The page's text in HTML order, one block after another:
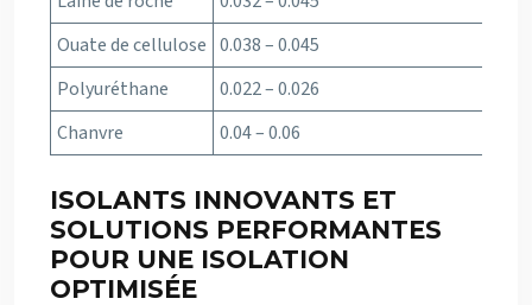
Ouate de cellulose 0.038 – 0.045
Polyuréthane
0.022 – 0.026
Chanvre
0.04 – 0.06
ISOLANTS INNOVANTS ET
SOLUTIONS PERFORMANTES
POUR UNE ISOLATION
OPTIMISÉE